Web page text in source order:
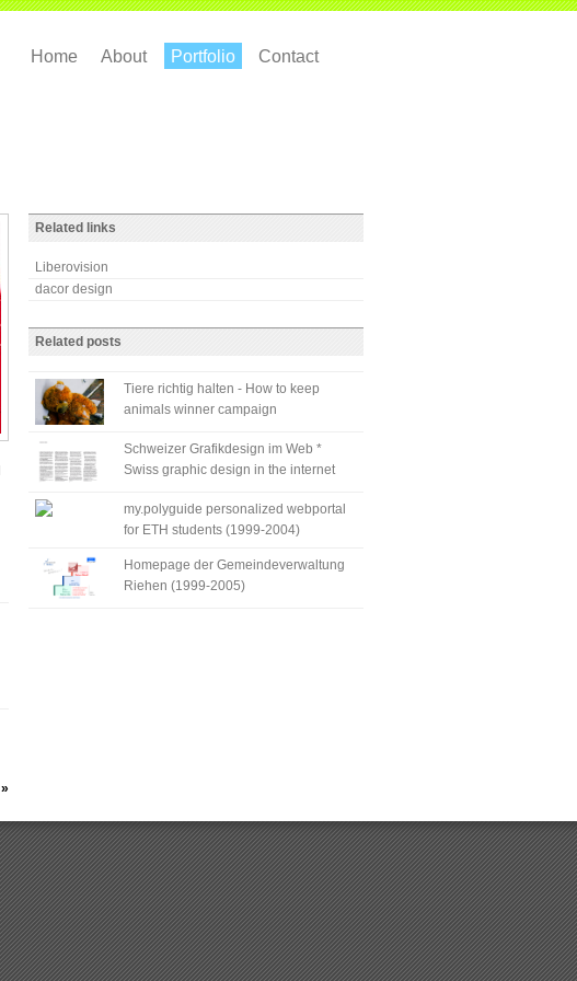
Home About Portfolio Contact
»
Related links
Liberovision
dacor design
Related posts
Tiere richtig halten - How to keep
animals winner campaign
Schweizer Grafikdesign im Web *
Swiss graphic design in the internet
my.polyguide personalized webportal
for ETH students (1999-2004)
Homepage der Gemeindeverwaltung
Riehen (1999-2005)